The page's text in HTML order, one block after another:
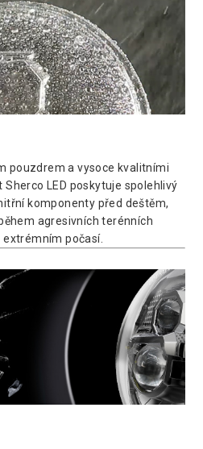
pouzdrem a vysoce kvalitními
LED poskytuje spolehlivý
komponenty před deštěm,
agresivních terénních
počasí.